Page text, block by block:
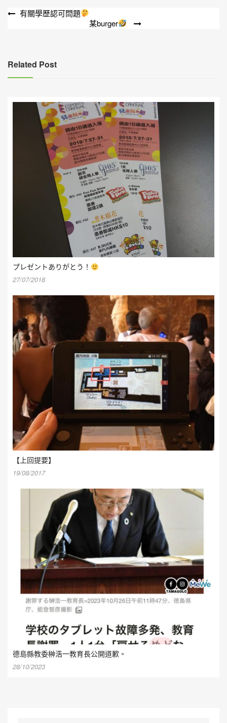
文
覽
有關學歷認可問題
某burger
Related Post
プレゼントありがとう！
27/07/2018
【上回提要】
19/08/2017
德島縣教委榊浩一教育長公開道歉。
28/10/2023